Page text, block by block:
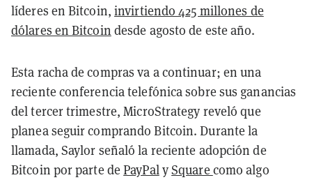
líderes en Bitcoin, invirtiendo 425 millones de
dólares en Bitcoin desde agosto de este año.
Esta racha de compras va a continuar; en una
reciente conferencia telefónica sobre sus ganancias
del tercer trimestre, MicroStrategy reveló que
planea seguir comprando Bitcoin. Durante la
llamada, Saylor señaló la reciente adopción de
Bitcoin por parte dePayPalySquare como algo